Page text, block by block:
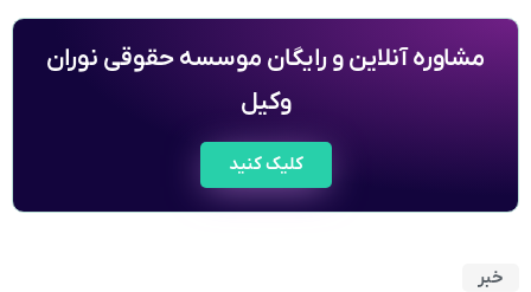
مشاوره آنلاین و رایگان موسسه حقوقی نوران
وکیل
کلیک کنید
خبر